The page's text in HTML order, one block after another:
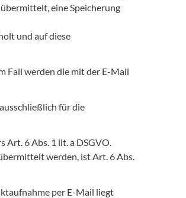
eine Speicherung
und auf diese
Fall werden die mit der E-Mail
für die
6 Abs. 1 lit. a DSGVO.
werden, ist Art. 6 Abs.
per E-Mail liegt